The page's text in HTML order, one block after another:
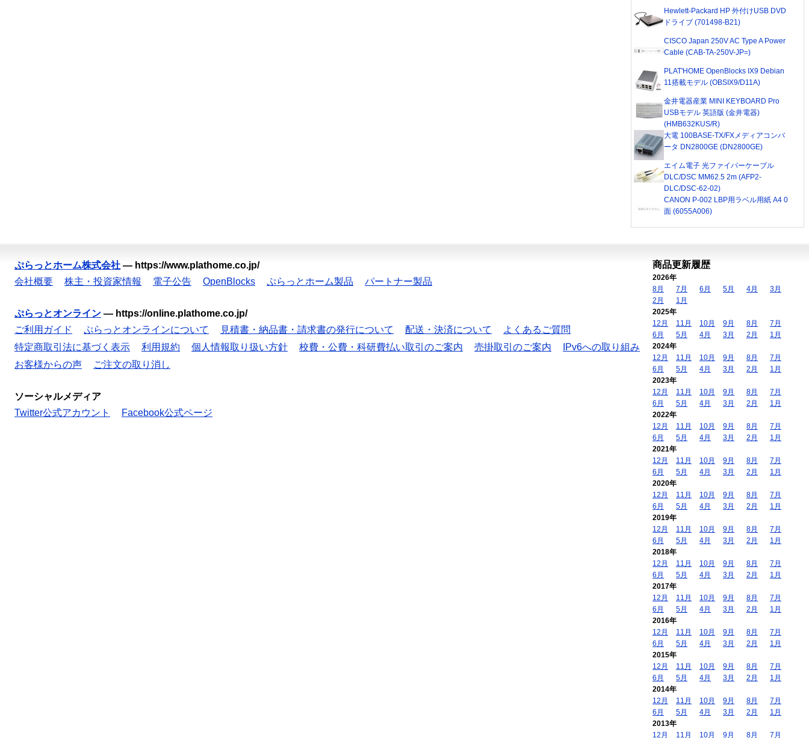
Hewlett-Packard HP 外付けUSB DVD
ドライブ (701498-B21)
CISCO Japan 250V AC Type A Power
Cable (CAB-TA-250V-JP=)
PLAT'HOME OpenBlocks IX9 Debian
11搭載モデル (OBSIX9/D11A)
金井電器産業 MINI KEYBOARD Pro
USBモデル 英語版 (金井電器)
(HMB632KUS/R)
大電 100BASE-TX/FXメディアコンバ
ータ DN2800GE (DN2800GE)
エイム電子 光ファイバーケーブル
DLC/DSC MM62.5 2m (AFP2-
DLC/DSC-62-02)
CANON P-002 LBP用ラベル用紙 A4 0
面 (6055A006)
ぷらっとホーム株式会社 — https://www.plathome.co.jp/
会社概要
株主・投資家情報 電子公告 OpenBlocks ぷらっとホーム製品 パートナー製品
ぷらっとオンライン — https://online.plathome.co.jp/
ご利用ガイド
ぷらっとオンラインについて 見積書・納品書・請求書の発行について 配送・決済について
よくあるご質問
特定商取引法に基づく表示
利用規約 個人情報取り扱い方針 校費・公費・科研費払い取引のご案内 売掛取引のご案内
IPv6への取り組み
お客様からの声
ご注文の取り消し
ソーシャルメディア
Twitter公式アカウント
Facebook公式ページ
商品更新履歴
2026年
8月
7月 6月 5月 4月
3月
2月
1月
2025年
12月
11月 10月 9月 8月
7月
6月
5月 4月 3月 2月
1月
2024年
12月
11月 10月 9月 8月
7月
6月
5月 4月 3月 2月
1月
2023年
12月
11月 10月 9月 8月
7月
6月
5月 4月 3月 2月
1月
2022年
12月
11月 10月 9月 8月
7月
6月
5月 4月 3月 2月
1月
2021年
12月
11月 10月 9月 8月
7月
6月
5月 4月 3月 2月
1月
2020年
12月
11月 10月 9月 8月
7月
6月
5月 4月 3月 2月
1月
2019年
12月
11月 10月 9月 8月
7月
6月
5月 4月 3月 2月
1月
2018年
12月
11月 10月 9月 8月
7月
6月
5月 4月 3月 2月
1月
2017年
12月
11月 10月 9月 8月
7月
6月
5月 4月 3月 2月
1月
2016年
12月
11月 10月 9月 8月
7月
6月
5月 4月 3月 2月
1月
2015年
12月
11月 10月 9月 8月
7月
6月
5月 4月 3月 2月
1月
2014年
12月
11月 10月 9月 8月
7月
6月
5月 4月 3月 2月
1月
2013年
12月
11月 10月 9月 8月 7月